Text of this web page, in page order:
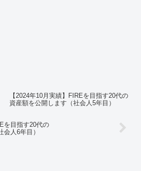
【2024年10月実績】FIREを目指す20代の
資産額を公開します（社会人5年目）
を目指す20代の
人6年目）